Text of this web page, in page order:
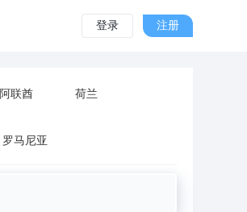
登录 注册
阿联酋 荷兰
罗马尼亚